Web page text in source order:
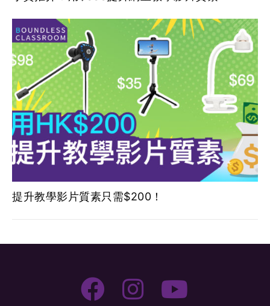
提升教學影片質素只需$200！